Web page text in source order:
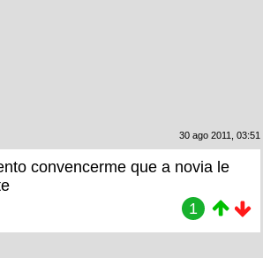
30 ago 2011, 03:51
convencerme que a novia le
1